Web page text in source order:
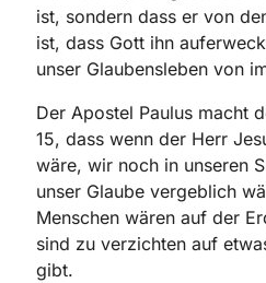
ist, sondern dass er von
ist, dass Gott ihn
unser Glaubensleben von
Der Apostel Paulus macht
15, dass wenn der Herr
wäre, wir noch in unseren
unser Glaube vergeblich
Menschen wären auf der
sind zu verzichten auf
gibt.